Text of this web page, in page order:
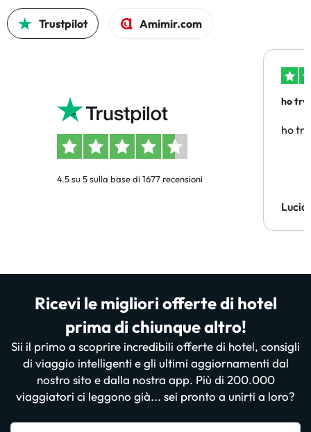
Trustpilot Amimir.com
4.5 su 5 sulla base di 1677 recensioni
ho
ho
Lucia
Ricevi le migliori offerte di hotel
prima di chiunque altro!
Sii il primo a scoprire incredibili offerte di hotel, consigli
di viaggio intelligenti e gli ultimi aggiornamenti dal
nostro sito e dalla nostra app. Più di 200.000
viaggiatori ci leggono già... sei pronto a unirti a loro?